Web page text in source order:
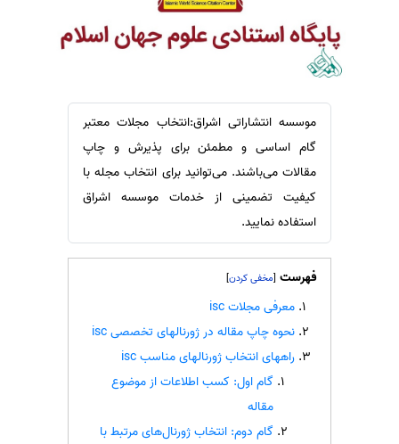
ترجمه عربی به فارسی
مشاهده همه زبان ها
سفارش پارافریز
سفارش فرمت‌بندی
سفارش کاهش کمیت
سفارش معرفی مجله
سفارش معرفی مقاله
سفارش معرفی کتاب
سفارش چکیده مبسوط
سفارش گویندگی
سفارش تولید محتوا
سفارش ترجمه همزمان
سفارش چکیده گرافیکی
سفارش تهیه کاورلتر
سفارش انگیزه‌نامه‌SOP
موسسه انتشاراتی اشراق:انتخاب مجلات معتبر
گام اساسی و مطمئن برای پذیرش و چاپ
مقالات می‌باشند. می‌توانید برای انتخاب مجله با
کیفیت تضمینی از خدمات موسسه اشراق
استفاده نمایید.
فهرست [
]
معرفی مجلات isc
نحوه چاپ مقاله در ژورنالهای تخصصی isc
راههای انتخاب ژورنالهای مناسب isc
گام اول: کسب اطلاعات از موضوع
مقاله
گام دوم: انتخاب ژورنال‌های مرتبط با